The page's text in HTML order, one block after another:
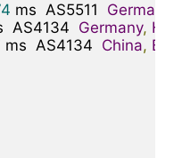
ms  AS5511 Germany
AS4134 Germany,
ms  AS4134 China,